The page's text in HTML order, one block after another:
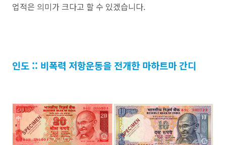
업적은 의미가 크다고 할 수 있겠습니다.
인도 :: 비폭력 저항운동을 전개한 마하트마 간디